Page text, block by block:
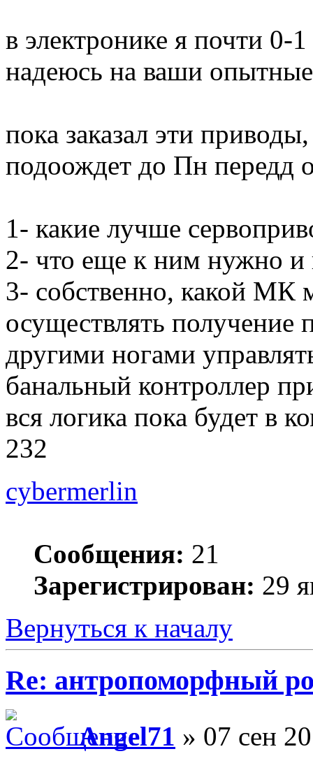
в электронике я почти 0-1
надеюсь на ваши
пока заказал эти
подоождет до Пн передд
1- какие лучше
2- что еще к ним нужно и
3- собственно, какой МК
осуществлять получение
другими ногами
банальный контроллер
вся логика пока будет в
232
cybermerlin
Сообщения: 21
Зарегистрирован: 29
Вернуться к началу
Re: антропоморфный
Angel71 » 07 сен